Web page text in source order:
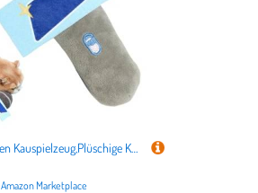
Gungtj Katzen Kauspielzeug,Plüschige Kätzchen Spielzeuge Mit Glocke Und Katzenminze - Haustier Zahnung Spielzeug Für Geistige Stimulation Kratzübung Jagdsimulation Indoor
Amazon Marketplace